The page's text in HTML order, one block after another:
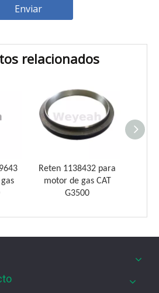
Introducción a los cojinetes de biela Weyeah
Enviar
relacionados
Reten 1138432 para
motor de gas CAT
G3500